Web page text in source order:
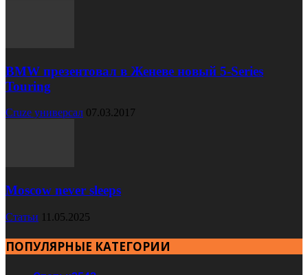
BMW презентовал в Женеве новый 5-Series
Touring
Cruze универсал 07.03.2017
Moscow never sleeps
Статьи 11.05.2025
ПОПУЛЯРНЫЕ КАТЕГОРИИ